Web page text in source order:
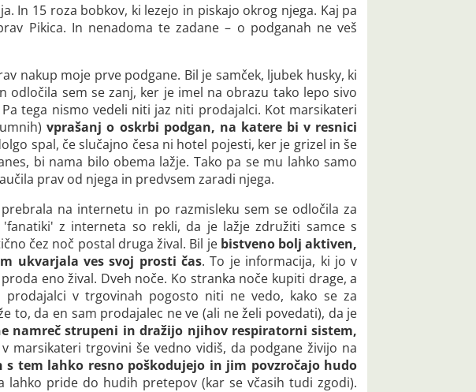
In 15 roza bobkov, ki lezejo in piskajo okrog njega. Kaj pa
Pikica. In nenadoma te zadane – o podganah ne veš
nakup moje prve podgane. Bil je samček, ljubek husky, ki
odločila sem se zanj, ker je imel na obrazu tako lepo sivo
tega nismo vedeli niti jaz niti prodajalci. Kot marsikateri
vprašanj o oskrbi podgan, na katere bi v resnici
spal, če slučajno česa ni hotel pojesti, ker je grizel in še
bi nama bilo obema lažje. Tako pa se mu lahko samo
prav od njega in predvsem zaradi njega.
na internetu in po razmisleku sem se odločila za
z interneta so rekli, da je lažje združiti samce s
čez noč postal druga žival. Bil je bistveno bolj aktiven,
ukvarjala ves svoj prosti čas. To je informacija, ki jo v
eno žival. Dveh noče. Ko stranka noče kupiti drage, a
v trgovinah pogosto niti ne vedo, kako se za
to, da en sam prodajalec ne ve (ali ne želi povedati), da je
namreč strupeni in dražijo njihov respiratorni sistem,
marsikateri trgovini še vedno vidiš, da podgane živijo na
tem lahko resno poškodujejo in jim povzročajo hudo
pride do hudih pretepov (kar se včasih tudi zgodi).